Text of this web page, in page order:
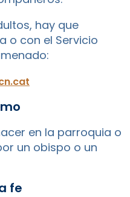
hay que
o con el Servicio
en la parroquia o
un obispo o un
fe